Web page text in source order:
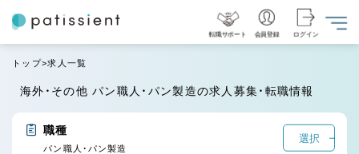
転職サポート 会員登録 ログイン
トップ 求人一覧
海外・その他 パン職人・パン製造の求人募集・転職情報
職種
選択
パン職人・パン製造